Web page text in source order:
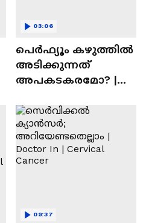
പെർഫ്യൂം കഴുത്തിൽ
അടിക്കുന്നത്
അപകടകരമോ? |
03:06
09:37